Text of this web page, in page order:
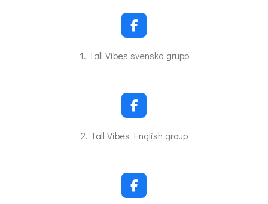
F
a
c
o
k
1. Tall Vibes svenska grupp
F
a
c
o
k
2. Tall Vibes English group
F